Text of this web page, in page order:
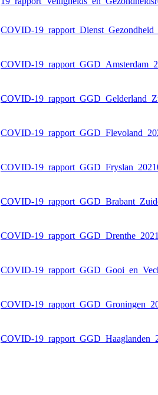
COVID-
COVID-
COVID-
COVID-
COVID-
COVID-
COVID-
COVID-
COVID-
COVID-